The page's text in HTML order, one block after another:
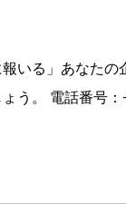
いる」あなた
う。 電話番号